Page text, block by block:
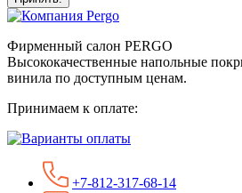
Фирменный салон PERGO
Высококачественные напольные
винила по доступным ценам.
Принимаем к оплате:
+7-812-317-68-14